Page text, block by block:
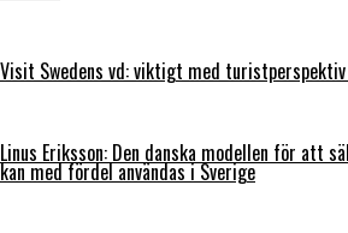
Visit Swedens vd: viktigt med
Linus Eriksson: Den danska modellen för att
kan med fördel användas i Sverige